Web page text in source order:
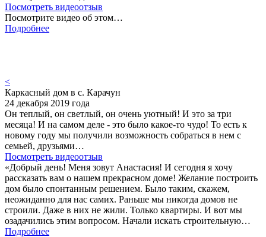
Посмотреть видеоотзыв
Посмотрите видео об этом…
Подробнее
<
Каркасный дом в с. Карачун
24 декабря 2019 года
Он теплый, он светлый, он очень уютный! И это за три
месяца! И на самом деле - это было какое-то чудо! То есть к
новому году мы получили возможность собраться в нем с
семьей, друзьями…
Посмотреть видеоотзыв
«Добрый день! Меня зовут Анастасия! И сегодня я хочу
рассказать вам о нашем прекрасном доме! Желание построить
дом было спонтанным решением. Было таким, скажем,
неожиданно для нас самих. Раньше мы никогда домов не
строили. Даже в них не жили. Только квартиры. И вот мы
озадачились этим вопросом. Начали искать строительную…
Подробнее